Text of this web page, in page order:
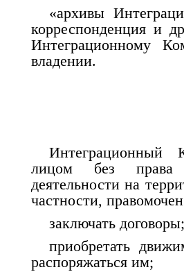
«архивы
корреспонденция и
Интеграционному
владении.
Интеграционный
лицом без права
деятельности на
частности,
заключать
приобретать
распоряжаться им;